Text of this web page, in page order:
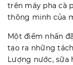
trên máy pha cà
thông minh của
Một điểm nhấn
tạo ra những
Lượng nước, sữa